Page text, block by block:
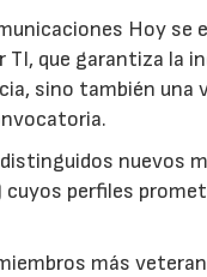
Hoy
que garantiza la
sino también una
nuevos
cuyos perfiles
más